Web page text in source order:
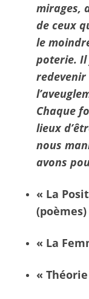
mirages,
de ceux
le
poterie.
redevenir
Chaque
lieux
nous
avons
« La
(poèmes)
« La
«